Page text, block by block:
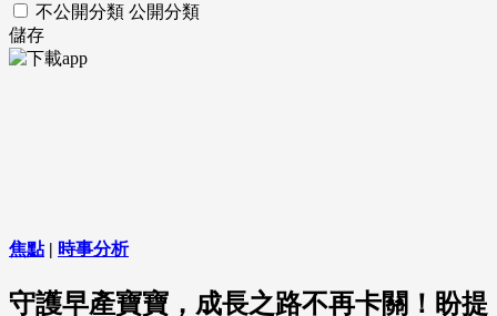
不公開分類 公開分類
儲存
焦點| 時事分析
守護早產寶寶，成長之路不再卡關！盼提